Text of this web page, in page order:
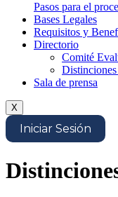
Pasos para el
Bases Legales
Requisitos y
Directorio
Comité
Sala de prensa
X
Iniciar Sesión